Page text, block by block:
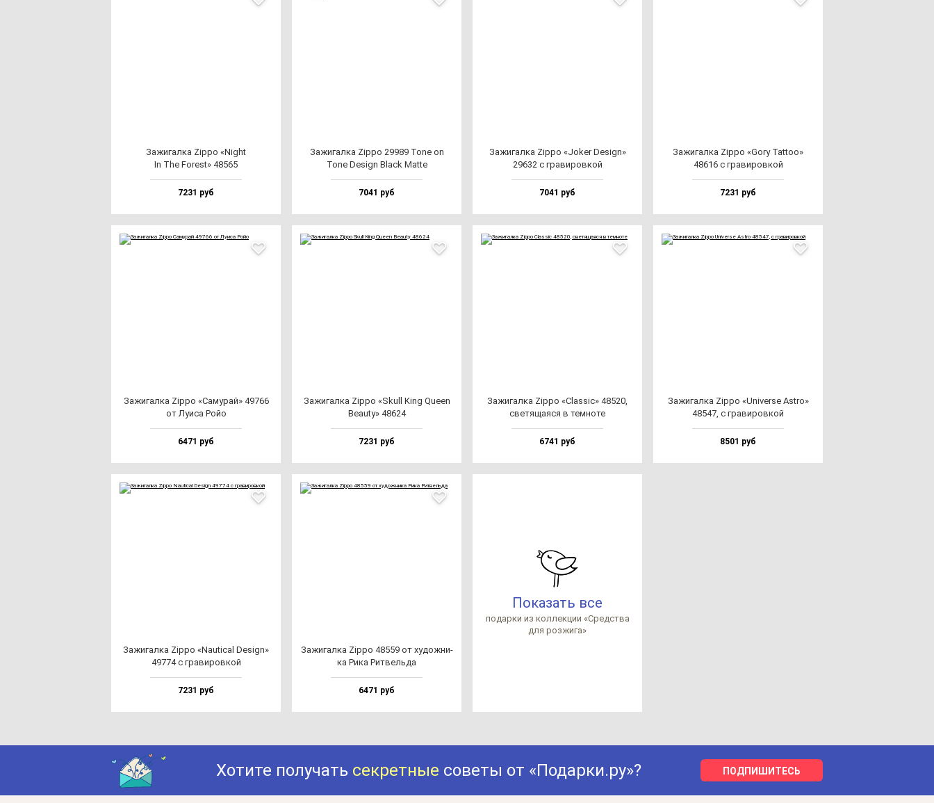
Зажи­гал­ка Zip­po «Night
In The Forest» 48565
7231 руб
Зажи­гал­ка Zip­po 29989 Tone on
Tone Design Black Mat­te
7041 руб
Зажи­гал­ка Zip­po «Joker Design»
29632 с гра­ви­ров­кой
7041 руб
Зажи­гал­ка Zip­po «Gory Tat­too»
48616 с гра­ви­ров­кой
7231 руб
Зажи­гал­ка Zip­po «Саму­рай» 49766
от Луиса Ройо
6471 руб
Зажи­гал­ка Zip­po «Skull King Queen
Beauty» 48624
7231 руб
Зажи­гал­ка Zip­po «Clas­sic» 48520,
све­тя­ща­яся в тем­но­те
6741 руб
Зажи­гал­ка Zip­po «Uni­ver­se Astro»
48547, с гра­ви­ров­кой
8501 руб
Зажи­гал­ка Zip­po «Nauti­cal Design»
49774 с гра­ви­ров­кой
7231 руб
Зажи­гал­ка Zip­po 48559 от ху­дож­ни­
ка Рика Рит­вель­да
6471 руб
Показать все
по­дар­ки из кол­лек­ции «Средс­тва
для роз­жи­га»
Хотите получать секретные советы от «Подарки.ру»? ПОДПИШИТЕСЬ